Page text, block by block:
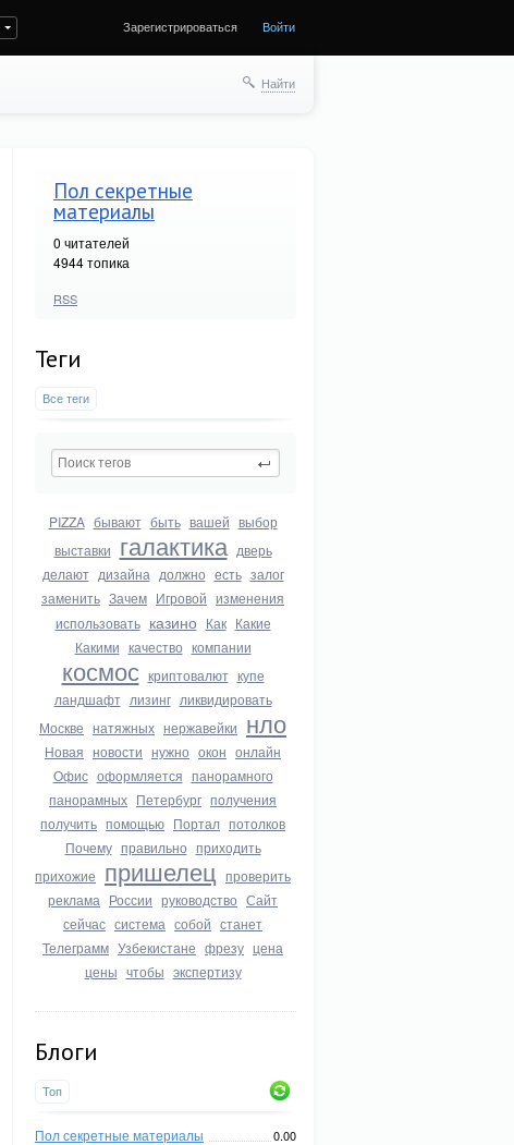
Зарегистрироваться Войти
Найти
Пол секретные
материалы
0 читателей
4944 топика
RSS
Теги
Все теги
PIZZA бывают быть вашей выбор
выставки галактика дверь
делают дизайна должно есть залог
заменить Зачем Игровой изменения
использовать казино Как Какие
Какими качество компании
космос криптовалют купе
ландшафт лизинг ликвидировать
Москве натяжных нержавейки нло
Новая новости нужно окон онлайн
Офис оформляется панорамного
панорамных Петербург получения
получить помощью Портал потолков
Почему правильно приходить
прихожие пришелец проверить
реклама России руководство Сайт
сейчас система собой станет
Телеграмм Узбекистане фрезу цена
цены чтобы экспертизу
Блоги
Топ
Пол секретные материалы 0.00